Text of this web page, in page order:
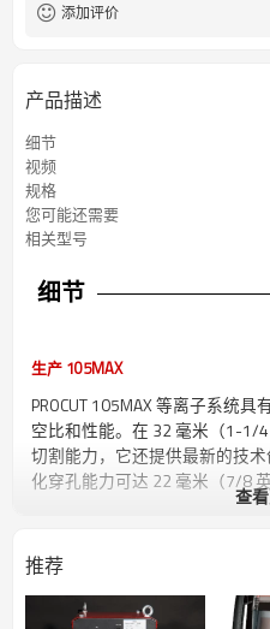
添加评价
产品描述
细节
视频
规格
您可能还需要
相关型号
细节
生产 105MAX
PROCUT 105MAX 等离子系统
空比和性能。在 32 毫米（1-1/
切割能力，它还提供最新的技
化穿孔能力可达 22 毫米（7/8 英
容量 厚度
查
推荐